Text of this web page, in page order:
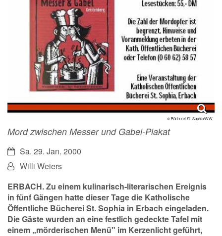
© Bücherei St. Sophia/WW
Mord zwischen Messer und Gabel-Plakat
Datum:Sa. 29. Jan. 2000
Von:Willi Weiers
ERBACH. Zu einem kulinarisch-literarischen Ereignis
in fünf Gängen hatte dieser Tage die Katholische
Öffentliche Bücherei St. Sophia in Erbach eingeladen.
Die Gäste wurden an eine festlich gedeckte Tafel mit
einem „mörderischen Menü" im Kerzenlicht geführt,